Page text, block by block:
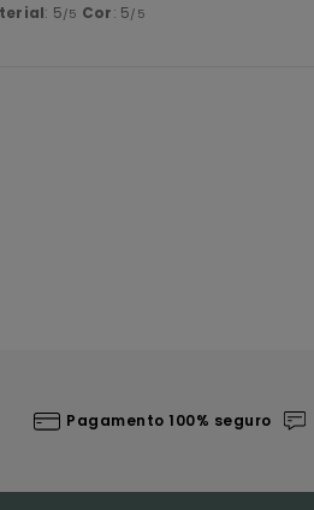
: 5/5 Cor: 5/5
Pagamento 100% seguro